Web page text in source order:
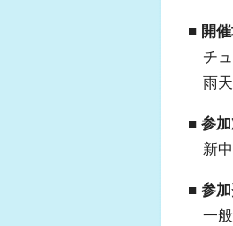
■ 開
チュ
雨天
■ 参
新中
■ 参
一